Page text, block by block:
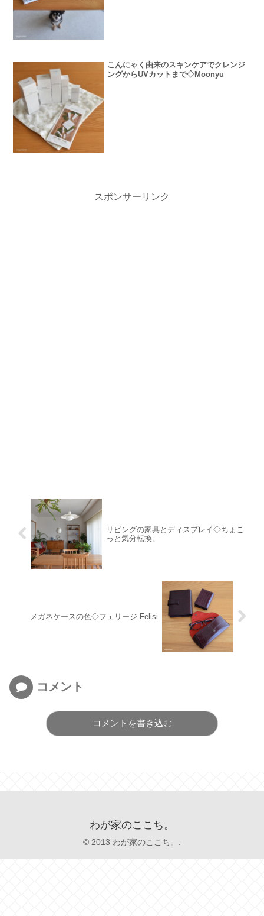
こんにゃく由来のスキンケアでクレンジ
ングからUVカットまで◇Moonyu
スポンサーリンク
リビングの家具とディスプレイ◇ちょこ
っと気分転換。
メガネケースの色◇フェリージ Felisi
コメント
コメントを書き込む
わが家のここち。
© 2013 わが家のここち。.